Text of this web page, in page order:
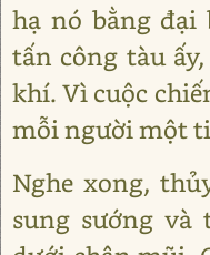
hạ nó bằng đại
tấn công tàu
khí. Vì cuộc
mỗi người một
Nghe xong,
sung sướng